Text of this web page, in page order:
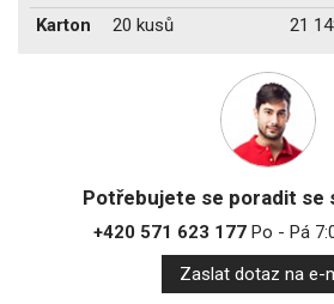
Karton
20 kusů 21
Potřebujete se poradit se
+420 571 623 177Po - Pá
Zaslat dotaz na e-